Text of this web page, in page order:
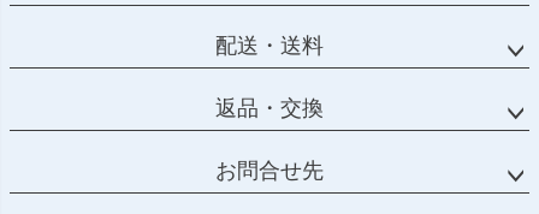
配送・送料
返品・交換
お問合せ先